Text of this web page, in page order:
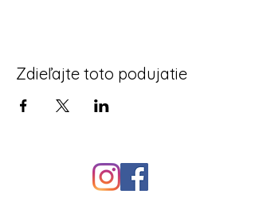
Zdieľajte toto podujatie